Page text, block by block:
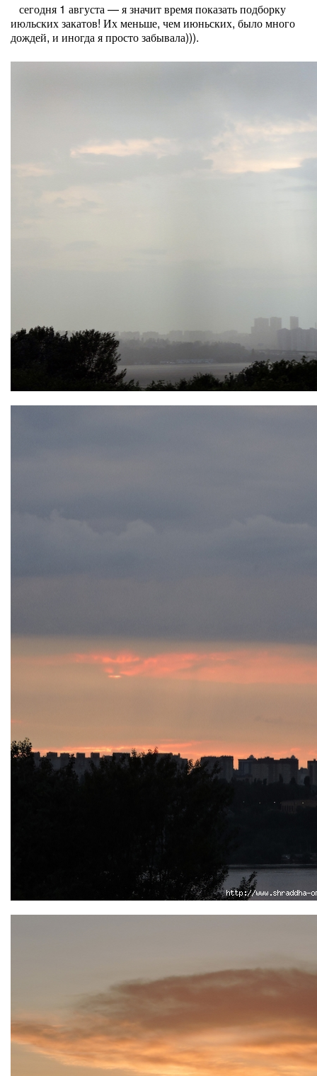
сегодня 1 августа — я значит время показать подборку
июльских закатов! Их меньше, чем июньских, было много
дождей, и иногда я просто забывала))).